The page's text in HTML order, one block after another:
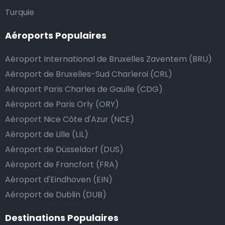
de donner un pourboire.
le prix de la course au montant supérieur, ou de dire
au chauffeur de ne pas rendre la monnaie après lui
avoir donné un billet plus élevé que le prix de la
course.
Combien coûte une navette d’aéroport à Wiltz?
L’un des plus gros avantages des transports
d’aéroport proposés par Airport Taxis est un tarif fixe
pour votre navette.
Contrairement aux taxis traditionnels, nous n’ajoutons
taxi de nuit, ni de supplément pour venir vous
Turquie
Aéroports Populaires
Aéroport International de Bruxelles Zaventem (BRU)
Aéroport de Bruxelles-Sud Charleroi (CRL)
Aéroport Paris Charles de Gaulle (CDG)
Aéroport de Paris Orly (ORY)
Aéroport Nice Côte d'Azur (NCE)
Aéroport de Lille (LIL)
Aéroport de Düsseldorf (DUS)
Aéroport de Francfort (FRA)
Aéroport d'Eindhoven (EIN)
Aéroport de Dublin (DUB)
Destinations Populaires